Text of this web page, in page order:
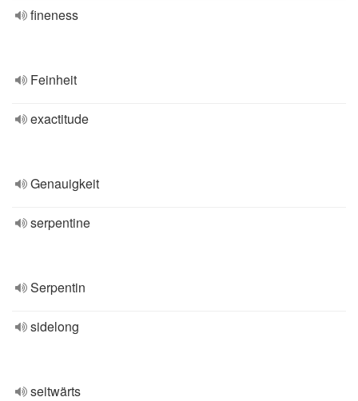
fineness
Feinheit
exactitude
Genauigkeit
serpentine
Serpentin
sidelong
seitwärts